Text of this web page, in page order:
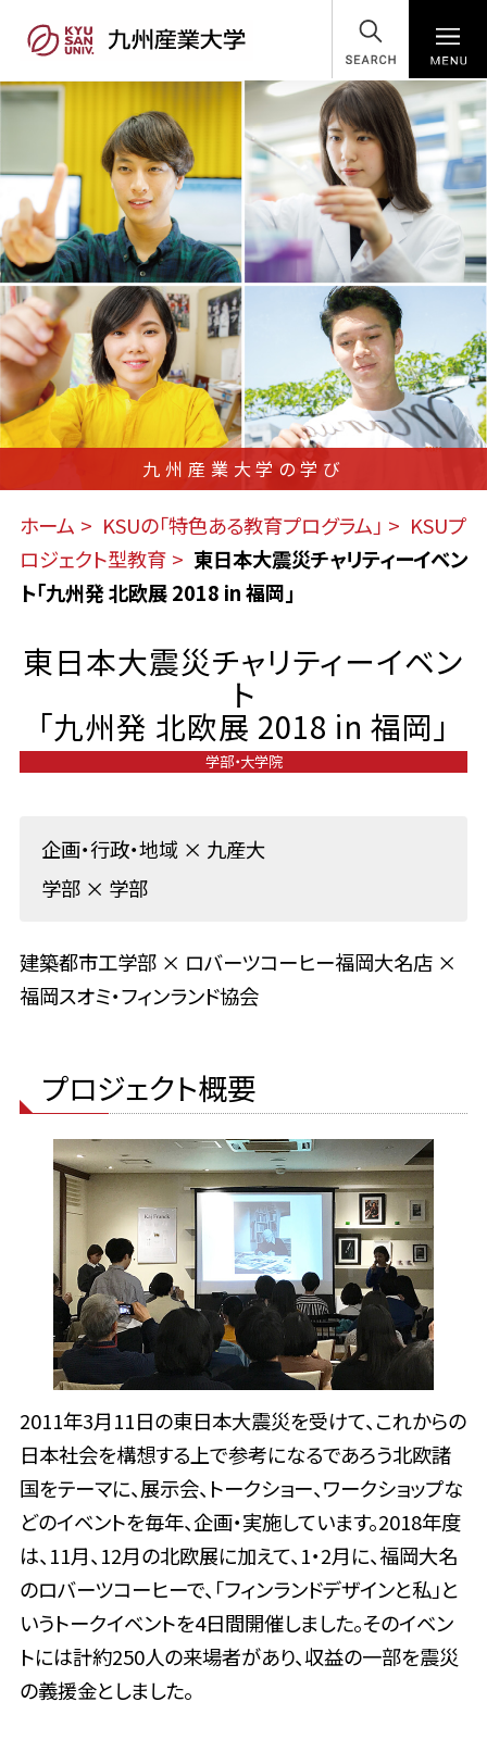
SEARCH
九州産業大学の学び
ホーム KSUの「特色ある教育プログラム」
KSUプ
ロジェクト型教育
東日本大震災チャリティーイベン
ト「九州発 北欧展 2018 in 福岡」
東日本大震災チャリティーイベン
ト
「九州発 北欧展 2018 in 福岡」
学部・大学院
企画・行政・地域 × 九産大
学部 × 学部
建築都市工学部 × ロバーツコーヒー福岡大名店 ×
福岡スオミ・フィンランド協会
プロジェクト概要
2011年3月11日の東日本大震災を受けて、これからの
日本社会を構想する上で参考になるであろう北欧諸
国をテーマに、展示会、トークショー、ワークショップな
どのイベントを毎年、企画・実施しています。2018年度
は、11月、12月の北欧展に加えて、1・2月に、福岡大名
のロバーツコーヒーで、「フィンランドデザインと私」と
いうトークイベントを4日間開催しました。そのイベン
トには計約250人の来場者があり、収益の一部を震災
の義援金としました。